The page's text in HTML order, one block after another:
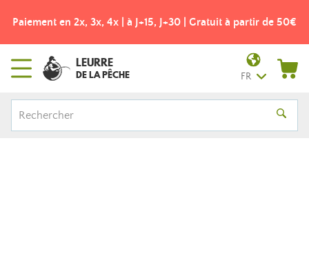
Paiement en 2x, 3x, 4x | à J+15, J+30 | Gratuit à partir de 50€
LEURRE
DE LA PÊCHE FR